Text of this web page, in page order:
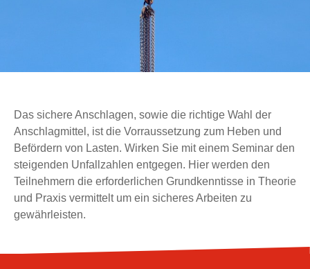
Das sichere Anschlagen, sowie die richtige Wahl der
Anschlagmittel, ist die Vorraussetzung zum Heben und
Befördern von Lasten. Wirken Sie mit einem Seminar den
steigenden Unfallzahlen entgegen. Hier werden den
Teilnehmern die erforderlichen Grundkenntisse in Theorie
und Praxis vermittelt um ein sicheres Arbeiten zu
gewährleisten.